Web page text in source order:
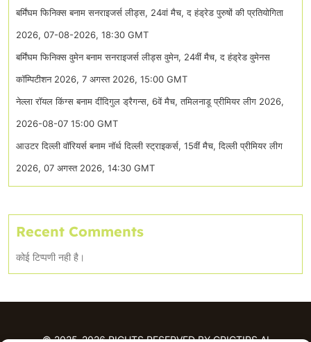
बर्मिंघम फिनिक्स बनाम सनराइजर्स लीड्स, 24वां मैच, द हंड्रेड पुरुषों की प्रतियोगिता
2026, 07-08-2026, 18:30 GMT
बर्मिंघम फिनिक्स वुमेन बनाम सनराइजर्स लीड्स वुमेन, 24वीं मैच, द हंड्रेड वुमेनस
कॉम्पिटीशन 2026, 7 अगस्त 2026, 15:00 GMT
नेल्ला रॉयल किंग्स बनाम दींदिगुल ड्रैगन्स, 6वें मैच, तमिलनाडू प्रीमियर लीग 2026,
2026-08-07 15:00 GMT
आउटर दिल्ली वॉरियर्स बनाम नॉर्थ दिल्ली स्ट्राइकर्स, 15वीं मैच, दिल्ली प्रीमियर लीग
2026, 07 अगस्त 2026, 14:30 GMT
Recent Comments
कोई टिप्पणी नही है।
© 2025-2026 RIGHTS RESERVED BY CRICTIPS.AI